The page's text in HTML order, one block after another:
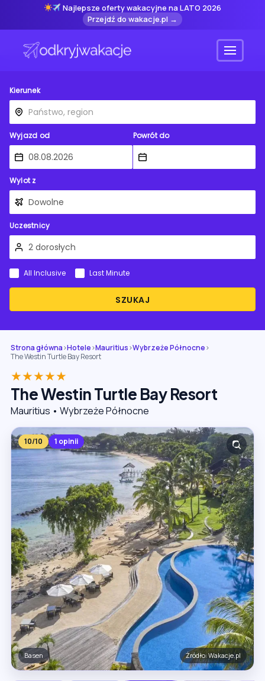
Najlepsze oferty wakacyjne na LATO 2026
Przejdź do wakacje.pl →
Menu
Kierunek
Wyjazd od Powrót do
Wylot z
Uczestnicy
SZUKAJ
All Inclusive Last Minute
Strona główna›Hotele›Mauritius›Wybrzeże Północne›
The Westin Turtle Bay Resort
★★★★★
The Westin Turtle Bay Resort
Mauritius • Wybrzeże Północne
10/10 1 opinii
Teren hotelu Źródło: Wakacje.pl